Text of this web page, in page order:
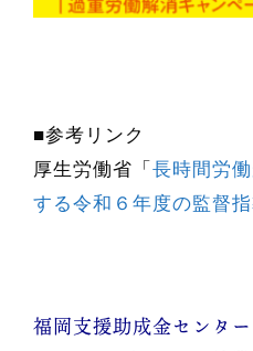
■参考リンク
厚生労働省「 長時間労
する令和６年度の監督
福岡支援助成金センタ